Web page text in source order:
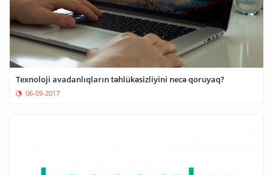
Texnoloji avadanlıqların təhlükəsizliyini necə qoruyaq?
06-09-2017